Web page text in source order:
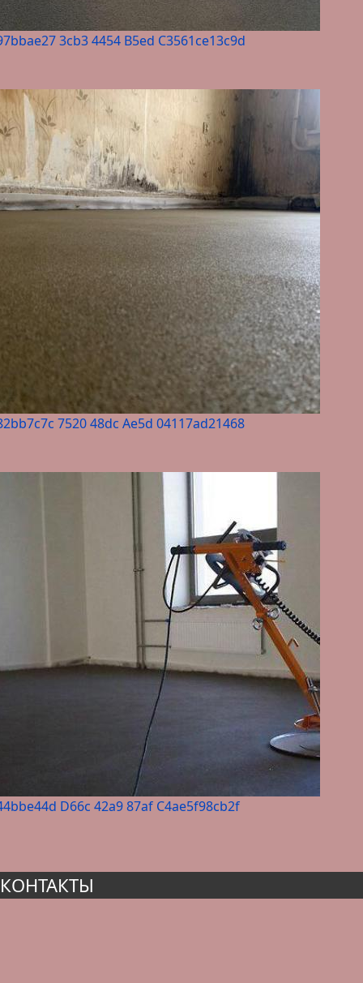
3cb3 4454 B5ed C3561ce13c9d
7520 48dc Ae5d 04117ad21468
D66c 42a9 87af C4ae5f98cb2f
КОНТАКТЫ